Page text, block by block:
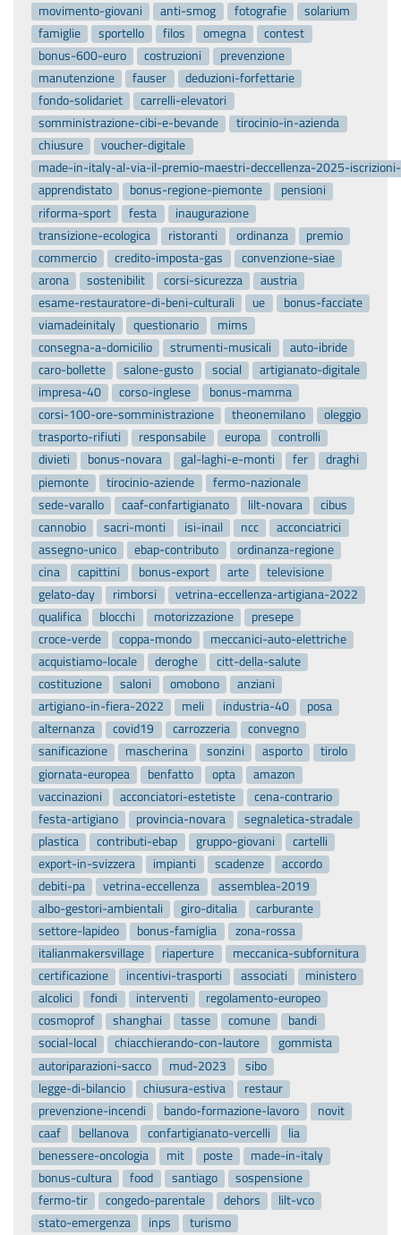
movimento-giovani
anti-smog fotografie
solarium
famiglie
sportello filos omegna
contest
bonus-600-euro
costruzioni
prevenzione
manutenzione
fauser
deduzioni-forfettarie
fondo-solidariet
carrelli-elevatori
somministrazione-cibi-e-bevande
tirocinio-in-azienda
chiusure
voucher-digitale
made-in-italy-al-via-il-premio-maestri-deccellenza-2025-
apprendistato
bonus-regione-piemonte
pensioni
riforma-sport
festa
inaugurazione
transizione-ecologica
ristoranti ordinanza
premio
commercio
credito-imposta-gas
convenzione-siae
arona
sostenibilit corsi-sicurezza
austria
esame-restauratore-di-beni-culturali
ue
bonus-facciate
viamadeinitaly
questionario
mims
consegna-a-domicilio
strumenti-musicali
auto-ibride
caro-bollette
salone-gusto social
artigianato-digitale
impresa-40
corso-inglese
bonus-mamma
corsi-100-ore-somministrazione
theonemilano
oleggio
trasporto-rifiuti
responsabile europa
controlli
divieti
bonus-novara gal-laghi-e-monti fer
draghi
piemonte
tirocinio-aziende
fermo-nazionale
sede-varallo
caaf-confartigianato lilt-novara
cibus
cannobio
sacri-monti isi-inail ncc
acconciatrici
assegno-unico
ebap-contributo
ordinanza-regione
cina
capittini bonus-export arte
televisione
gelato-day
rimborsi
vetrina-eccellenza-artigiana-2022
qualifica
blocchi motorizzazione
presepe
croce-verde
coppa-mondo
meccanici-auto-elettriche
acquistiamo-locale
deroghe
citt-della-salute
costituzione
saloni omobono
anziani
artigiano-in-fiera-2022
meli industria-40
posa
alternanza
covid19 carrozzeria
convegno
sanificazione
mascherina sonzini asporto
tirolo
giornata-europea
benfatto opta
amazon
vaccinazioni
acconciatori-estetiste
cena-contrario
festa-artigiano
provincia-novara
segnaletica-stradale
plastica
contributi-ebap gruppo-giovani
cartelli
export-in-svizzera
impianti scadenze
accordo
debiti-pa
vetrina-eccellenza
assemblea-2019
albo-gestori-ambientali
giro-ditalia
carburante
settore-lapideo
bonus-famiglia
zona-rossa
italianmakersvillage
riaperture
meccanica-subfornitura
certificazione
incentivi-trasporti associati
ministero
alcolici
fondi interventi
regolamento-europeo
cosmoprof
shanghai tasse comune
bandi
social-local
chiacchierando-con-lautore
gommista
autoriparazioni-sacco
mud-2023
sibo
legge-di-bilancio
chiusura-estiva
restaur
prevenzione-incendi
bando-formazione-lavoro
novit
caaf
bellanova confartigianato-vercelli
lia
benessere-oncologia
mit poste
made-in-italy
bonus-cultura
food santiago
sospensione
fermo-tir
congedo-parentale dehors
lilt-vco
stato-emergenza
inps
turismo